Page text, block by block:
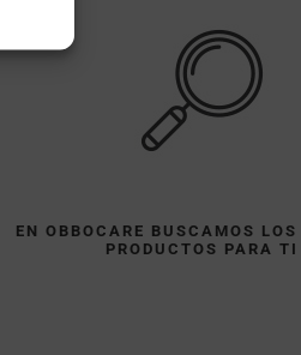
EN OBBOCARE BUSCAMOS LOS
PRODUCTOS PARA TI